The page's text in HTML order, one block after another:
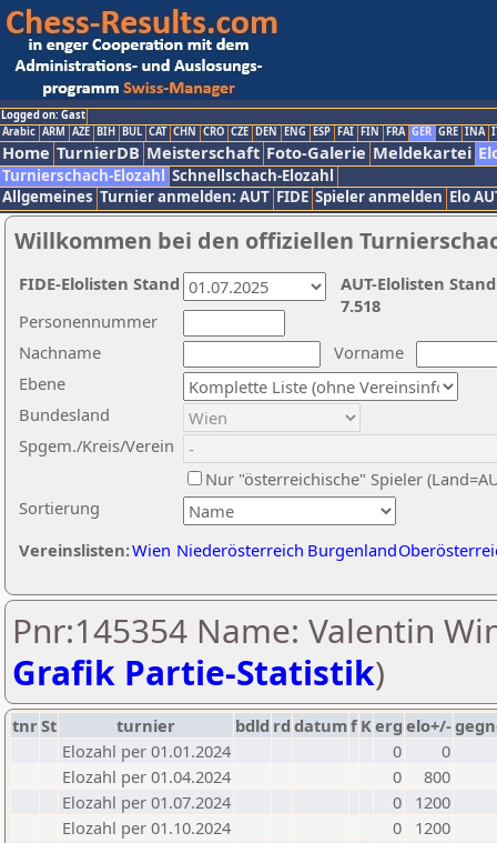
Logged on: Gast
Arabic ARM AZE BIH BUL CAT CHN CRO CZE DEN ENG ESP FAI FIN FRA GER GRE INA
Home TurnierDB Meisterschaft Foto-Galerie Meldekartei
Turnierschach-Elozahl Schnellschach-Elozahl
Allgemeines Turnier anmelden: AUT FIDE Spieler anmelden Elo
Willkommen bei den offiziellen
Nachname
Vorname
Ebene
Sortierung
Personennummer
Bundesland
Spgem./Kreis/Verein
Nur "österreichische" Spieler
Vereinslisten:Wien Niederösterreich Burgenland
AUT-Elolisten
7.518
FIDE-Elolisten Stand
Pnr:145354 Name: Valentin
Grafik Partie-Statistik)
tnrSt turnier bdld rd datumf Kerg elo+/-
Elozahl per 01.01.2024
0
0
Elozahl per 01.04.2024
0
800
Elozahl per 01.07.2024
0
1200
Elozahl per 01.10.2024
0
1200